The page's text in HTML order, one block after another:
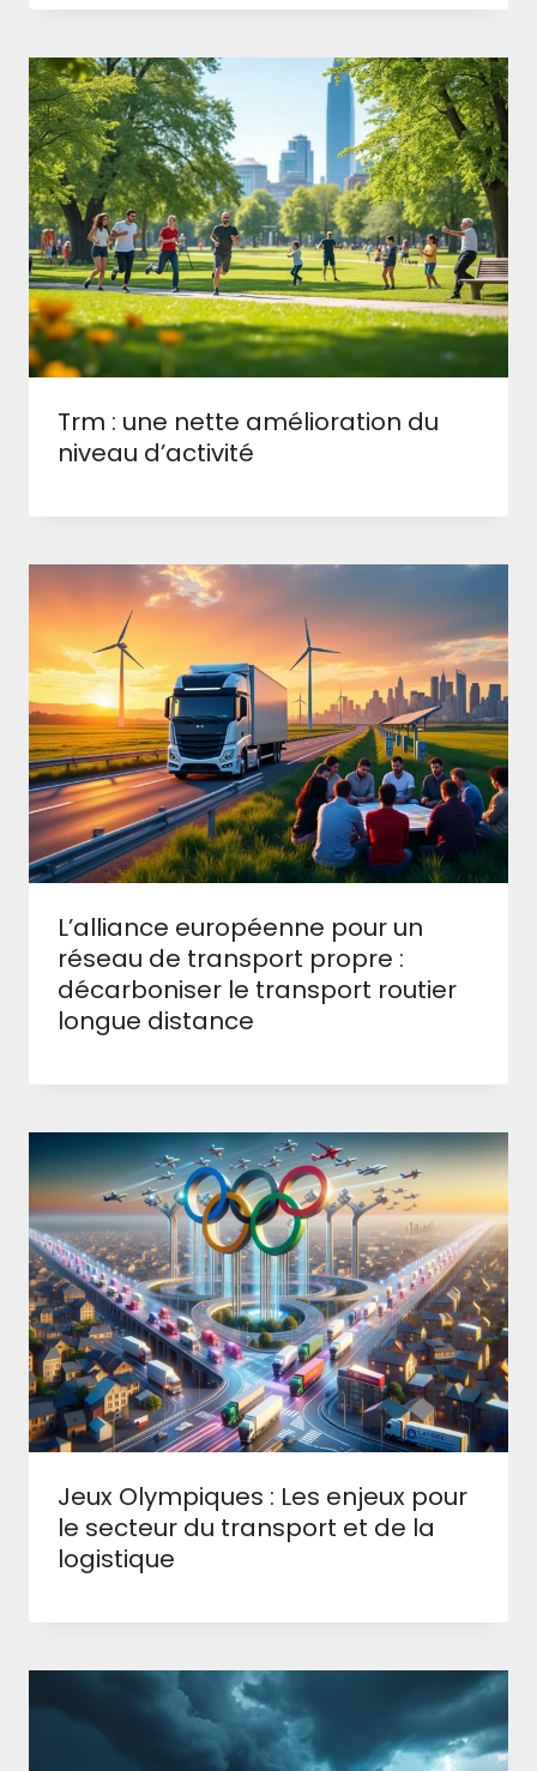
Trm : une nette amélioration du
niveau d’activité
L’alliance européenne pour un
réseau de transport propre :
décarboniser le transport routier
longue distance
Jeux Olympiques : Les enjeux pour
le secteur du transport et de la
logistique